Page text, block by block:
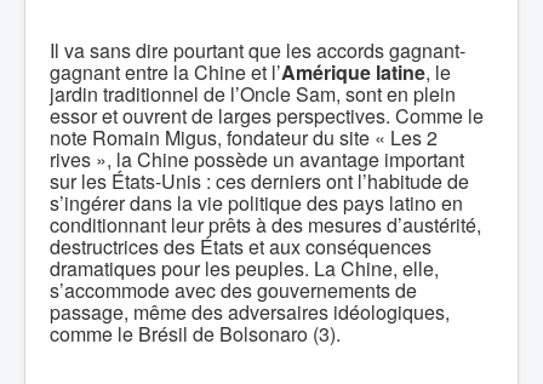
Il va sans dire pourtant que les accords gagnant-
gagnant entre la Chine et l’Amérique latine, le
jardin traditionnel de l’Oncle Sam, sont en plein
essor et ouvrent de larges perspectives. Comme le
note Romain Migus, fondateur du site « Les 2
rives », la Chine possède un avantage important
sur les États-Unis : ces derniers ont l’habitude de
s’ingérer dans la vie politique des pays latino en
conditionnant leur prêts à des mesures d’austérité,
destructrices des États et aux conséquences
dramatiques pour les peuples. La Chine, elle,
s’accommode avec des gouvernements de
passage, même des adversaires idéologiques,
comme le Brésil de Bolsonaro (3).